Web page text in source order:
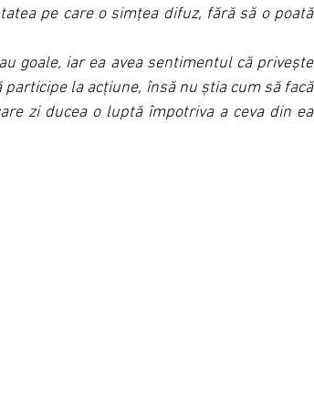
pe care o simțea difuz, fără să o poată
goale, iar ea avea sentimentul că privește
la acțiune, însă nu știa cum să facă
zi ducea o luptă împotriva a ceva din ea